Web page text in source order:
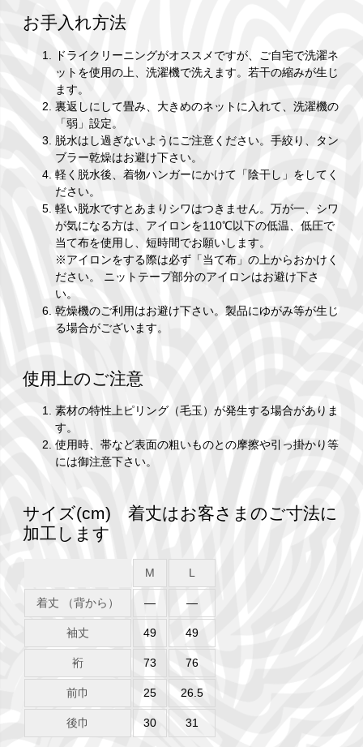
お手入れ方法
ドライクリーニングがオススメですが、ご自宅で洗濯ネ
ットを使用の上、洗濯機で洗えます。若干の縮みが生じ
ます。
裏返しにして畳み、大きめのネットに入れて、洗濯機の
「弱」設定。
脱水はし過ぎないようにご注意ください。手絞り、タン
ブラー乾燥はお避け下さい。
軽く脱水後、着物ハンガーにかけて「陰干し」をしてく
ださい。
軽い脱水ですとあまりシワはつきません。万が一、シワ
が気になる方は、アイロンを110℃以下の低温、低圧で
当て布を使用し、短時間でお願いします。
※アイロンをする際は必ず「当て布」の上からおかけく
ださい。 ニットテープ部分のアイロンはお避け下さ
い。
乾燥機のご利用はお避け下さい。製品にゆがみ等が生じ
る場合がございます。
使用上のご注意
素材の特性上ピリング（毛玉）が発生する場合がありま
す。
使用時、帯など表面の粗いものとの摩擦や引っ掛かり等
には御注意下さい。
サイズ(cm) 着丈はお客さまのご寸法に
加工します
M L
着丈 （背から） ― ―
袖丈 49 49
裄 73 76
前巾 25 26.5
後巾 30 31